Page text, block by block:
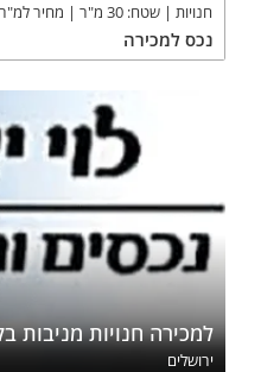
חנויות
שטח: 30 מ"ר מחיר
נכס למכירה
למכירה חנויות מניבות
ירושלים